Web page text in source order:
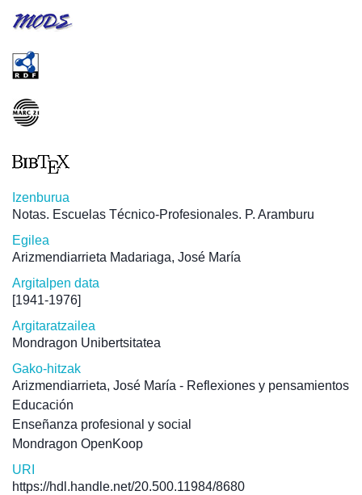
Izenburua
Notas. Escuelas Técnico-Profesionales. P. Aramburu
Egilea
Arizmendiarrieta Madariaga, José María
Argitalpen data
[1941-1976]
Argitaratzailea
Mondragon Unibertsitatea
Gako-hitzak
Arizmendiarrieta, José María - Reflexiones y pensamientos
Educación
Enseñanza profesional y social
Mondragon OpenKoop
URI
https://hdl.handle.net/20.500.11984/8680